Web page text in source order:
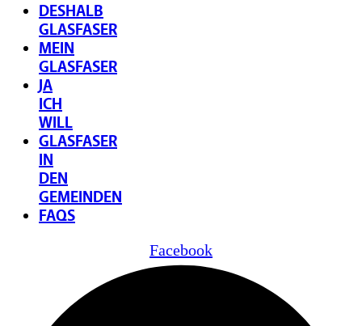
DESHALB
GLASFASER
MEIN
GLASFASER
JA
ICH
WILL
GLASFASER
IN
DEN
GEMEINDEN
FAQS
Facebook